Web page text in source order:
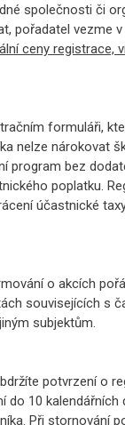
společnosti či
pořadatel vezme
ceny registrace,
formuláři,
nelze nárokovat
program bez
poplatku.
účastnické
o akcích
souvisejících s
subjektům.
potvrzení o
10
Při stornování